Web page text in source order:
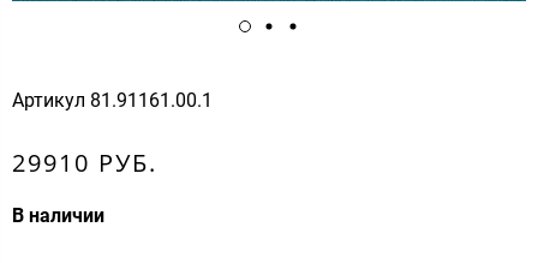
Артикул 81.91161.00.1
29910 РУБ.
В наличии